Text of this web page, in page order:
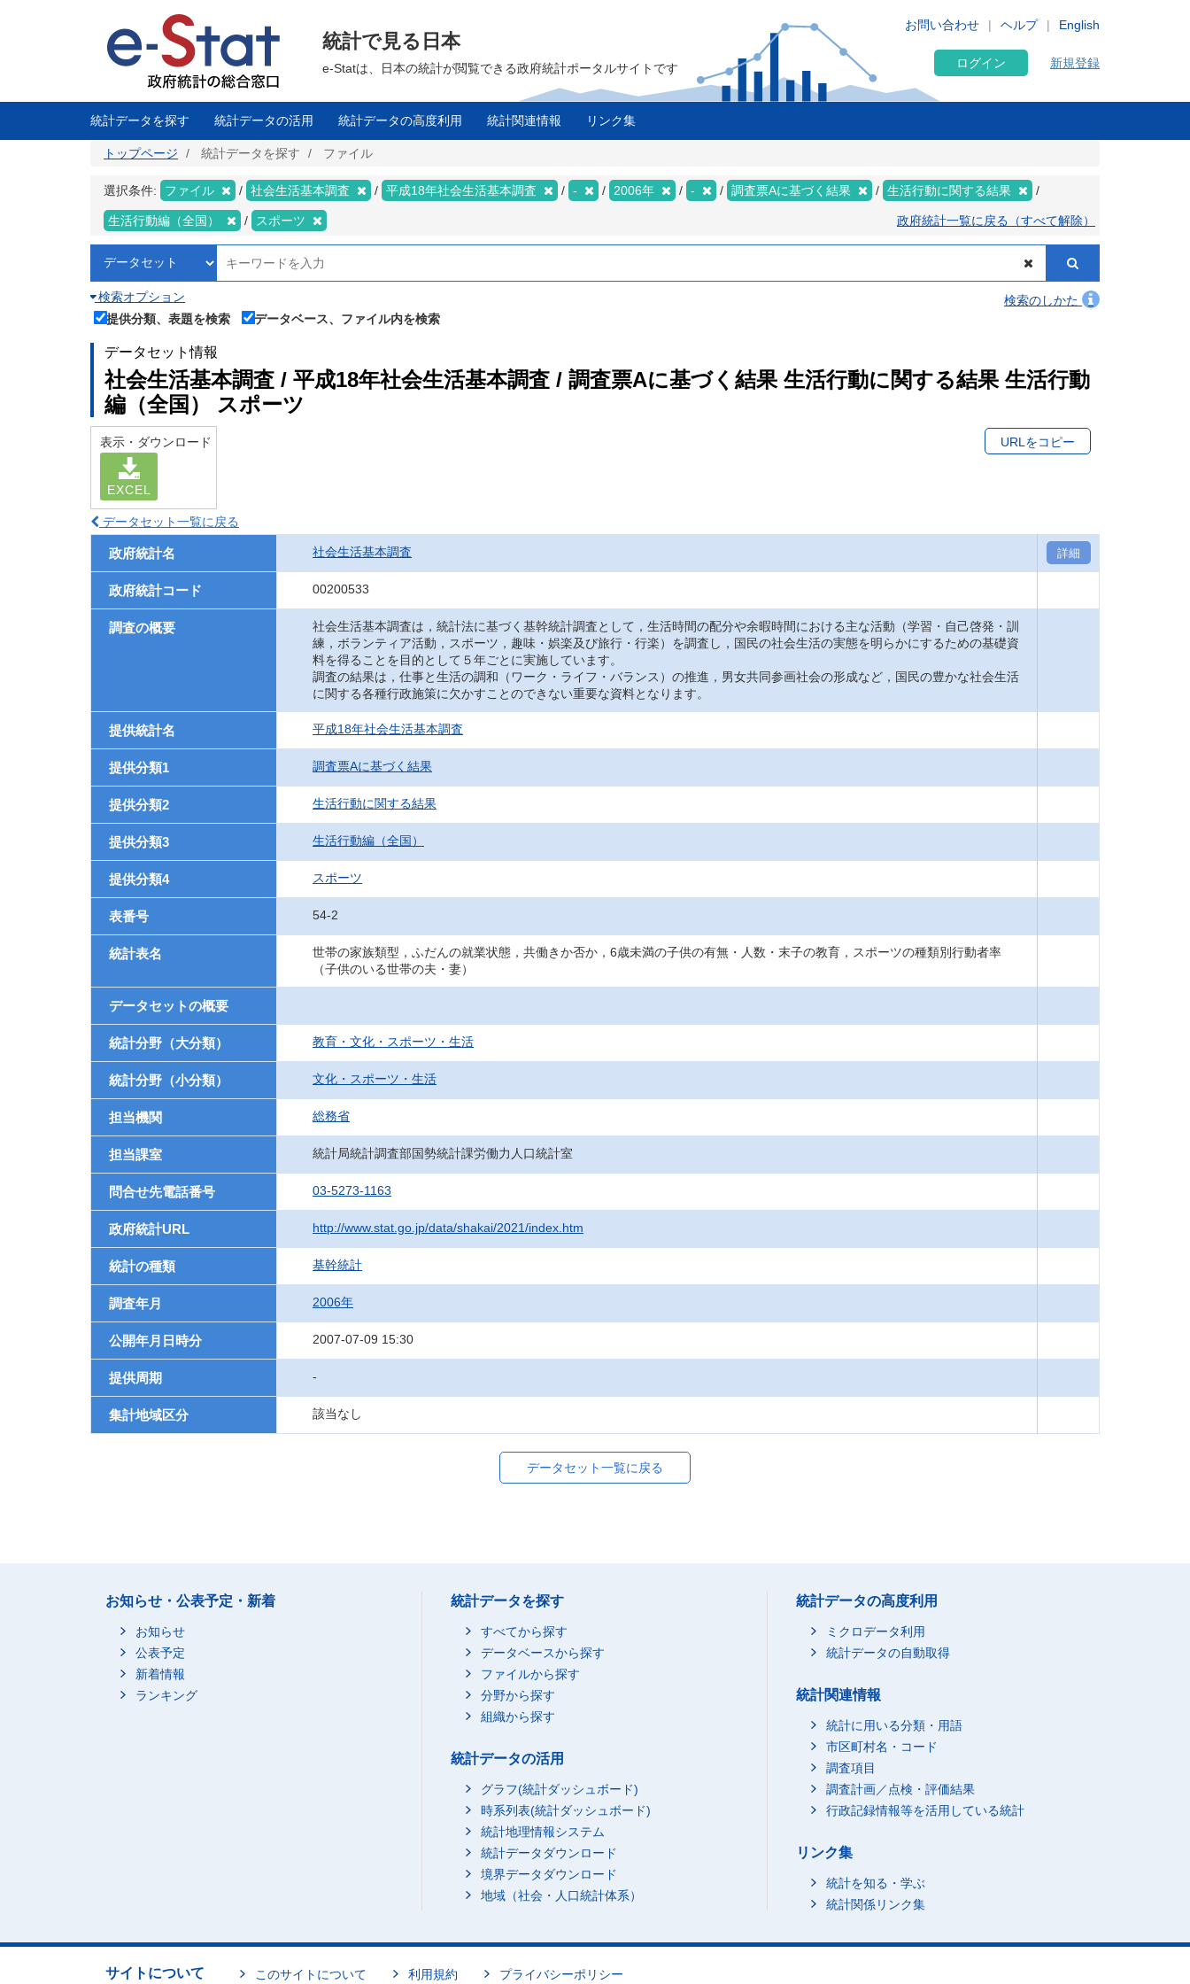
に
English
お問い合わせ ヘルプ
統計で見る日本
e-Statは、日本の統計が閲覧できる政府統計ポータルサイトです ログイン 新規登録
統計データを探す 統計データの活用 統計データの高度利用 統計関連情報 リンク集
トップページ 統計データを探す ファイル
選択条件: ファイル 社会生活基本調査 平成18年社会生活基本調査 - 2006年 - 調査票Aに基づく結果 生活行動に関する結果
生活行動編（全国） スポーツ 政府統計一覧に戻る（すべて解除）
検索オプション
検索のしかた
提供分類、表題を検索
データベース、ファイル内を検索
データセット情報
社会生活基本調査 / 平成18年社会生活基本調査 / 調査票Aに基づく結果 生活行動に関する結果 生活行動
編（全国） スポーツ
表示・ダウンロード
EXCEL
URLをコピー
データセット一覧に戻る
政府統計名 社会生活基本調査 詳細
政府統計コード 00200533
調査の概要
社会生活基本調査は，統計法に基づく基幹統計調査として，生活時間の配分や余暇時間における主な活動（学習・自己啓発・訓
練，ボランティア活動，スポーツ，趣味・娯楽及び旅行・行楽）を調査し，国民の社会生活の実態を明らかにするための基礎資
料を得ることを目的として５年ごとに実施しています。
調査の結果は，仕事と生活の調和（ワーク・ライフ・バランス）の推進，男女共同参画社会の形成など，国民の豊かな社会生活
に関する各種行政施策に欠かすことのできない重要な資料となります。
提供統計名 平成18年社会生活基本調査
提供分類1 調査票Aに基づく結果
提供分類2 生活行動に関する結果
提供分類3 生活行動編（全国）
提供分類4 スポーツ
表番号 54-2
統計表名
世帯の家族類型，ふだんの就業状態，共働きか否か，6歳未満の子供の有無・人数・末子の教育，スポーツの種類別行動者率
（子供のいる世帯の夫・妻）
データセットの概要
統計分野（大分類） 教育・文化・スポーツ・生活
統計分野（小分類） 文化・スポーツ・生活
担当機関 総務省
担当課室 統計局統計調査部国勢統計課労働力人口統計室
問合せ先電話番号 03-5273-1163
政府統計URL http://www.stat.go.jp/data/shakai/2021/index.htm
統計の種類 基幹統計
調査年月 2006年
公開年月日時分 2007-07-09 15:30
提供周期 -
集計地域区分 該当なし
データセット一覧に戻る
お知らせ・公表予定・新着
お知らせ
公表予定
新着情報
ランキング
統計データを探す
すべてから探す
データベースから探す
ファイルから探す
分野から探す
組織から探す
統計データの活用
グラフ(統計ダッシュボード)
時系列表(統計ダッシュボード)
統計地理情報システム
統計データダウンロード
境界データダウンロード
地域（社会・人口統計体系）
統計データの高度利用
ミクロデータ利用
統計データの自動取得
統計関連情報
統計に用いる分類・用語
市区町村名・コード
調査項目
調査計画／点検・評価結果
行政記録情報等を活用している統計
リンク集
統計を知る・学ぶ
統計関係リンク集
サイトについて このサイトについて 利用規約 プライバシーポリシー